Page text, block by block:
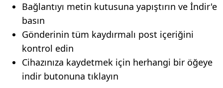
Bağlantıyı metin kutusuna yapıştırın ve İndir'e
basın
Gönderinin tüm kaydırmalı post içeriğini
kontrol edin
Cihazınıza kaydetmek için herhangi bir öğeye
indir butonuna tıklayın